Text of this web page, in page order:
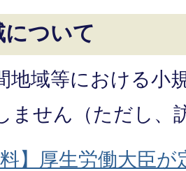
ついて
地域等における小
ません（ただし、
料】厚生労働大臣